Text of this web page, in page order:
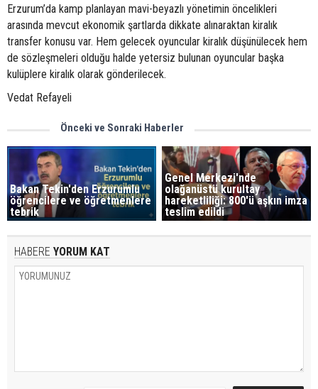
Erzurum’da kamp planlayan mavi-beyazlı yönetimin öncelikleri
arasında mevcut ekonomik şartlarda dikkate alınaraktan kiralık
transfer konusu var. Hem gelecek oyuncular kiralık düşünülecek hem
de sözleşmeleri olduğu halde yetersiz bulunan oyuncular başka
kulüplere kiralık olarak gönderilecek.
Vedat Refayeli
Önceki ve Sonraki Haberler
Bakan Tekin'den Erzurumlu
öğrencilere ve öğretmenlere
tebrik
Genel Merkezi'nde
olağanüstü kurultay
hareketliliği: 800'ü aşkın imza
teslim edildi
HABERE YORUM KAT